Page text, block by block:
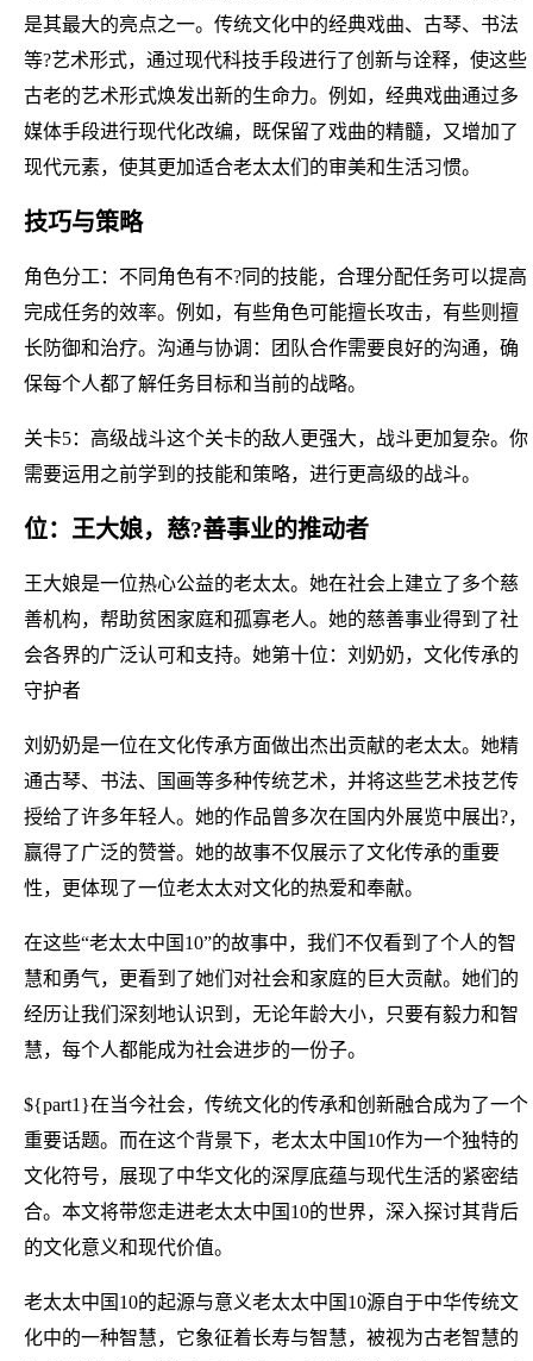
是其最大的亮点之一。传统文化中的经典戏曲、古琴、书法
等?艺术形式，通过现代科技手段进行了创新与诠释，使这些
古老的艺术形式焕发出新的生命力。例如，经典戏曲通过多
媒体手段进行现代化改编，既保留了戏曲的精髓，又增加了
现代元素，使其更加适合老太太们的审美和生活习惯。
技巧与策略
角色分工：不同角色有不?同的技能，合理分配任务可以提高
完成任务的效率。例如，有些角色可能擅长攻击，有些则擅
长防御和治疗。沟通与协调：团队合作需要良好的沟通，确
保每个人都了解任务目标和当前的战略。
关卡5：高级战斗这个关卡的敌人更强大，战斗更加复杂。你
需要运用之前学到的技能和策略，进行更高级的战斗。
位：王大娘，慈?善事业的推动者
王大娘是一位热心公益的老太太。她在社会上建立了多个慈
善机构，帮助贫困家庭和孤寡老人。她的慈善事业得到了社
会各界的广泛认可和支持。她第十位：刘奶奶，文化传承的
守护者
刘奶奶是一位在文化传承方面做出杰出贡献的老太太。她精
通古琴、书法、国画等多种传统艺术，并将这些艺术技艺传
授给了许多年轻人。她的作品曾多次在国内外展览中展出?，
赢得了广泛的赞誉。她的故事不仅展示了文化传承的重要
性，更体现了一位老太太对文化的热爱和奉献。
在这些“老太太中国10”的故事中，我们不仅看到了个人的智
慧和勇气，更看到了她们对社会和家庭的巨大贡献。她们的
经历让我们深刻地认识到，无论年龄大小，只要有毅力和智
慧，每个人都能成为社会进步的一份子。
${part1}在当今社会，传统文化的传承和创新融合成为了一个
重要话题。而在这个背景下，老太太中国10作为一个独特的
文化符号，展现了中华文化的深厚底蕴与现代生活的紧密结
合。本文将带您走进老太太中国10的世界，深入探讨其背后
的文化意义和现代价值。
老太太中国10的起源与意义老太太中国10源自于中华传统文
化中的一种智慧，它象征着长寿与智慧，被视为古老智慧的